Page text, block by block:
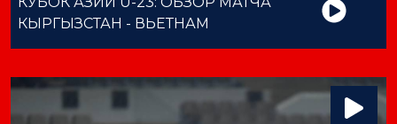
КЫРГЫЗСТАН - ВЬЕТНАМ